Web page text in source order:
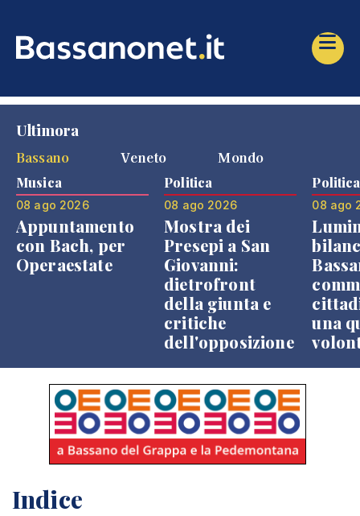
Ultimora
Bassano
Veneto Mondo
Musica
08 ago 2026
Appuntamento
con Bach, per
Operaestate
Politica
08 ago 2026
Mostra dei
Presepi a San
Giovanni:
dietrofront
della giunta e
critiche
dell'opposizione
Politica
08 ago
una
Indice